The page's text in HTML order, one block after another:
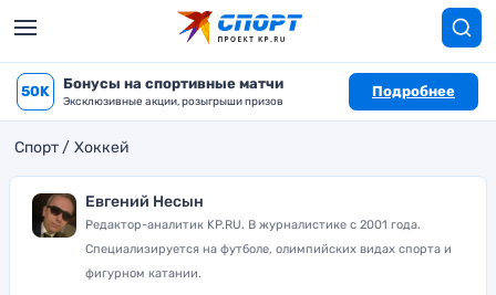
50K Бонусы на спортивные матчи
Эксклюзивные акции, розыгрыши призов
Подробнее
Спорт Хоккей
Евгений Несын
Редактор-аналитик KP.RU. В журналистике с 2001 года.
Специализируется на футболе, олимпийских видах спорта и
фигурном катании.